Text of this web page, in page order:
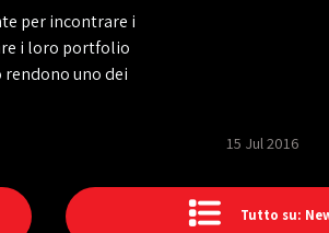
per incontrare i
i loro portfolio
rendono uno dei
15 Jul 2016
Tutto su: